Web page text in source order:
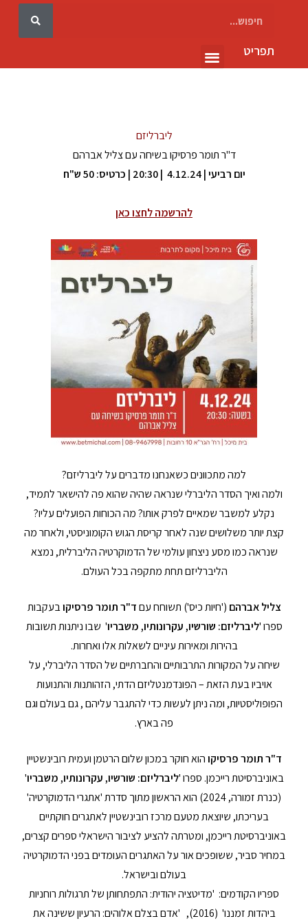
תפריט
ליברליזם
ד"ר תומר פרסיקו בשיחה עםצליל אברהם
יום רביעי | 4.12.24 | 20:30 |
כרטיס: 50 ש"ח
להרשמה לחצו כאן
למה מתכוונים כשאנחנו מדברים על ליברליזם?
ולמה ואיך הסדר הליברלי שנראה שהיה שהוא פה להישאר לתמיד,
נקלע למשבר שמאיים לפרק אותו? מה הכוחות הפועלים עליו?
קצת יותר משלושים שנה לאחר קריסת הגוש הקומוניסטי, ולאחר מה
שנראה כמו מסע ניצחון עולמי של הדמוקרטיה הליברלית, נמצא
הליברליזם תחת מתקפה בכל העולם.
צליל אברהם ('חיות כיס') תשוחח עםד"רתומר פרסיקובעקבות
ספרו 'ליברליזם: שורשיו, עקרונותיו, משבריו' שבו ניתנות תשובות
בהירות ומאירות עיניים לשאלות אלו ואחרות.
שיחה על המקורות התרבותיים והחברתיים של הסדר הליברלי, על
אויביו בעת הזאת – הפונדמנטליזם הדתי, הזהותנות והתנועות
הפופוליסטיות, ומה ניתן לעשות כדי להתגבר עליהם , גם בעולם וגם
פה בארץ.
ד"ר תומר פרסיקוהוא חוקר במכון שלום הרטמן ועמית רובינשטיין
באוניברסיטת רייכמן. ספרו 'ליברליזם: שורשיו, עקרונותיו, משבריו'
(כנרת זמורה, 2024) הוא הראשון מתוך סדרת 'אתגרי הדמוקרטיה'
בעריכתו, שיוצאת מטעם מרכז רובינשטיין לאתגרים חוקתיים
באוניברסיטת רייכמן, ומטרתה להציע לציבור הישראלי ספרים קצרים,
במחיר סביר, ששופכים אור על האתגרים העומדים בפני הדמוקרטיה
בעולם ובישראל.
ספריו הקודמים: 'מדיטציה יהודית: התפתחותן של תרגולות רוחניות
ביהדות זמננו' (2016), 'אדם בצלם אלוהים: הרעיון ששינה את